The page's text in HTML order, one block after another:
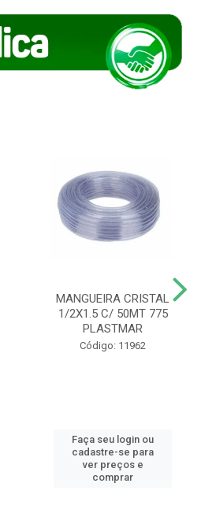
MANGUEIRA CRISTAL
1/2X1.5 C/ 50MT 775
PLASTMAR
Código: 11962
Faça seu login ou
cadastre-se para
ver preços e
comprar